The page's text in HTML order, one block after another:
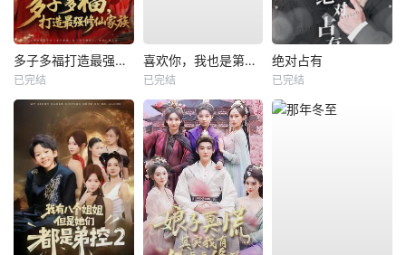
多子多福打造最强修仙家族
已完结
喜欢你，我也是第一部
已完结
绝对占有
已完结